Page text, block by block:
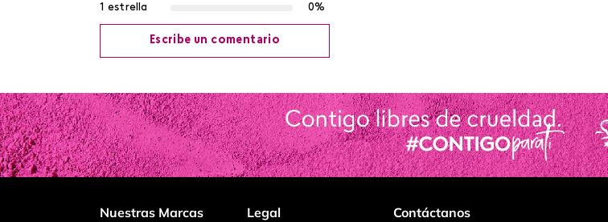
1 estrella
0%
Escribe un comentario
Agregar comentario
Título
Nuestras Marcas Legal Contáctanos